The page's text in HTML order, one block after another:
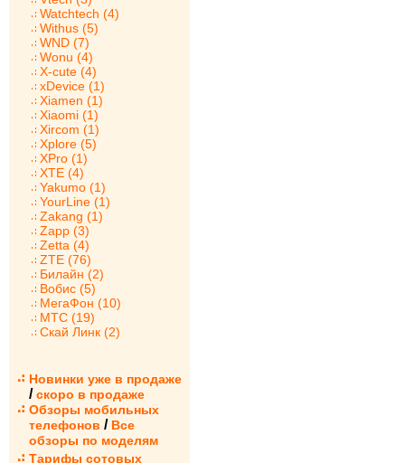
Watchtech (4)
Withus (5)
WND (7)
Wonu (4)
X-cute (4)
xDevice (1)
Xiamen (1)
Xiaomi (1)
Xircom (1)
Xplore (5)
XPro (1)
XTE (4)
Yakumo (1)
YourLine (1)
Zakang (1)
Zapp (3)
Zetta (4)
ZTE (76)
Билайн (2)
Вобис (5)
МегаФон (10)
МТС (19)
Скай Линк (2)
Новинки уже в продаже
/ скоро в продаже
Обзоры мобильных
телефонов / Все
обзоры по моделям
Тарифы сотовых